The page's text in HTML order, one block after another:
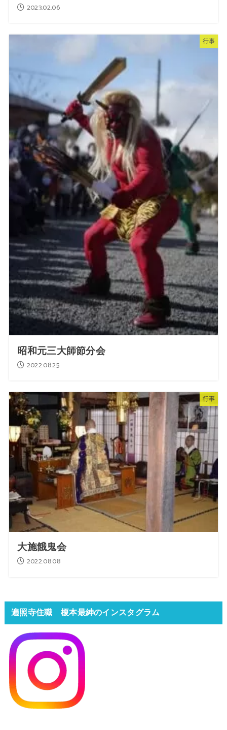
2023.02.06
行事
昭和元三大師節分会
2022.08.25
行事
大施餓鬼会
2022.08.08
遍照寺住職 榎本最紳のインスタグラム